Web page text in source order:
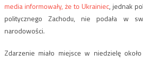
media informowały, że to Ukrainiec, jednak
politycznego Zachodu, nie podała w
narodowości.
Zdarzenie miało miejsce w niedzielę